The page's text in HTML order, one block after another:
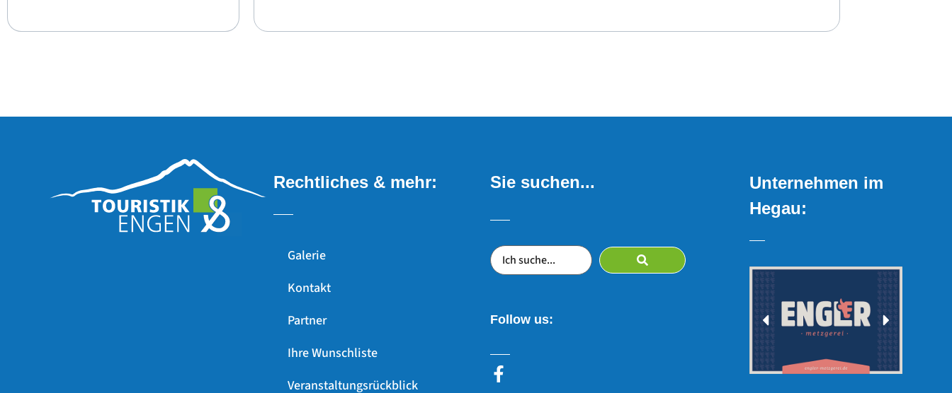
Rechtliches & mehr:
Galerie
Kontakt
Partner
Ihre Wunschliste
Veranstaltungsrückblick
Sie suchen...
Follow us:
Unternehmen im
Hegau: